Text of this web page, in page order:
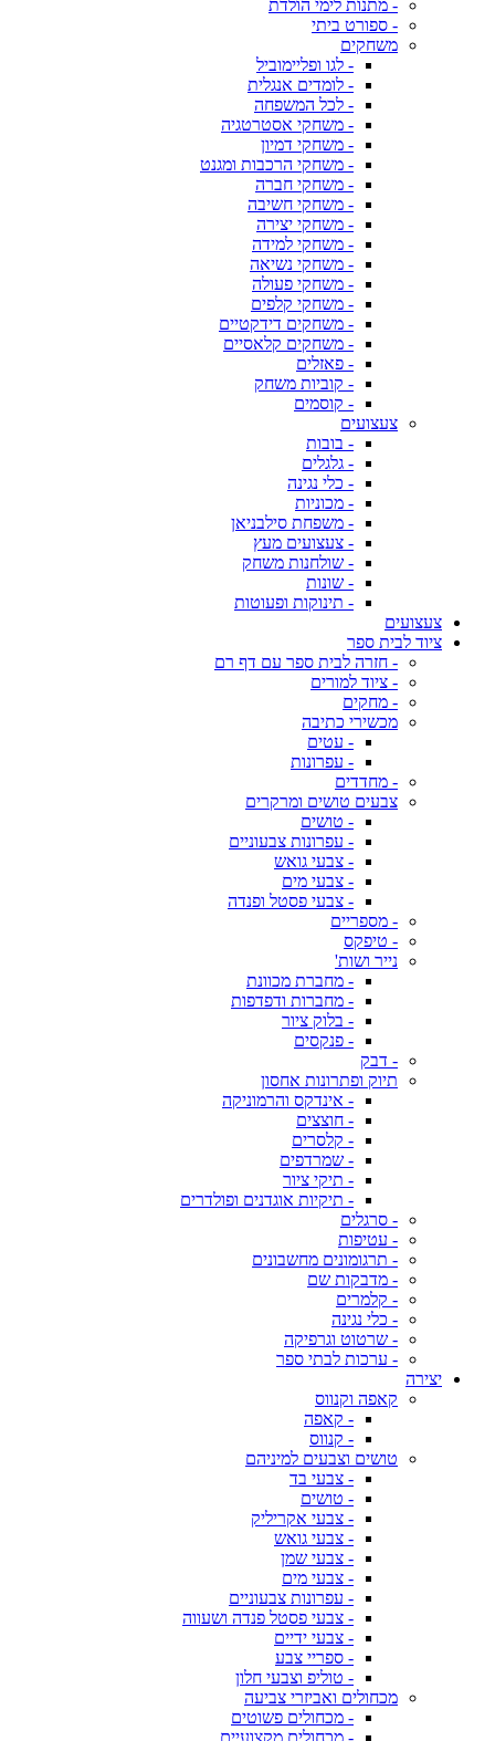
- מתנות לימי הולדת
- ספורט ביתי
משחקים
- לגו ופליימוביל
- לומדים אנגלית
- לכל המשפחה
- משחקי אסטרטגיה
- משחקי דמיון
- משחקי הרכבות ומגנט
- משחקי חברה
- משחקי חשיבה
- משחקי יצירה
- משחקי למידה
- משחקי נשיאה
- משחקי פעולה
- משחקי קלפים
- משחקים דידקטיים
- משחקים קלאסיים
- פאזלים
- קוביות משחק
- קוסמים
צעצועים
- בובות
- גלגלים
- כלי נגינה
- מכוניות
- משפחת סילבניאן
- צעצועים מעץ
- שולחנות משחק
- שונות
- תינוקות ופעוטות
צעצועים
ציוד לבית ספר
- חזרה לבית ספר עם דף רם
- ציוד למורים
- מחקים
מכשירי כתיבה
- עטים
- עפרונות
- מחדדים
צבעים טושים ומרקרים
- טושים
- עפרונות צבעוניים
- צבעי גואש
- צבעי מים
- צבעי פסטל ופנדה
- מספריים
- טיפקס
נייר ושות'
- מחברת מכוונת
- מחברות ודפדפות
- בלוק ציור
- פנקסים
- דבק
תיוק ופתרונות אחסון
- אינדקס והרמוניקה
- חוצצים
- קלסרים
- שמרדפים
- תיקי ציור
- תיקיות אוגדנים ופולדרים
- סרגלים
- עטיפות
- תרגומונים מחשבונים
- מדבקות שם
- קלמרים
- כלי נגינה
- שרטוט וגרפיקה
- ערכות לבתי ספר
יצירה
קאפה וקנווס
- קאפה
- קנווס
טושים וצבעים למיניהם
- צבעי בד
- טושים
- צבעי אקריליק
- צבעי גואש
- צבעי שמן
- צבעי מים
- עפרונות צבעוניים
- צבעי פסטל פנדה ושעווה
- צבעי ידיים
- ספריי צבע
- טוליפ וצבעי חלון
מכחולים ואביזרי צביעה
- מכחולים פשוטים
- מכחולים מקצועיים